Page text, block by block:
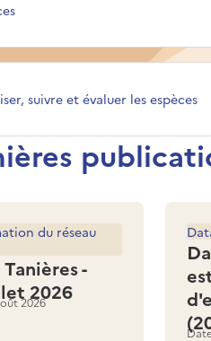
suivre et évaluer les espèces
-
2026
du réseau
2026